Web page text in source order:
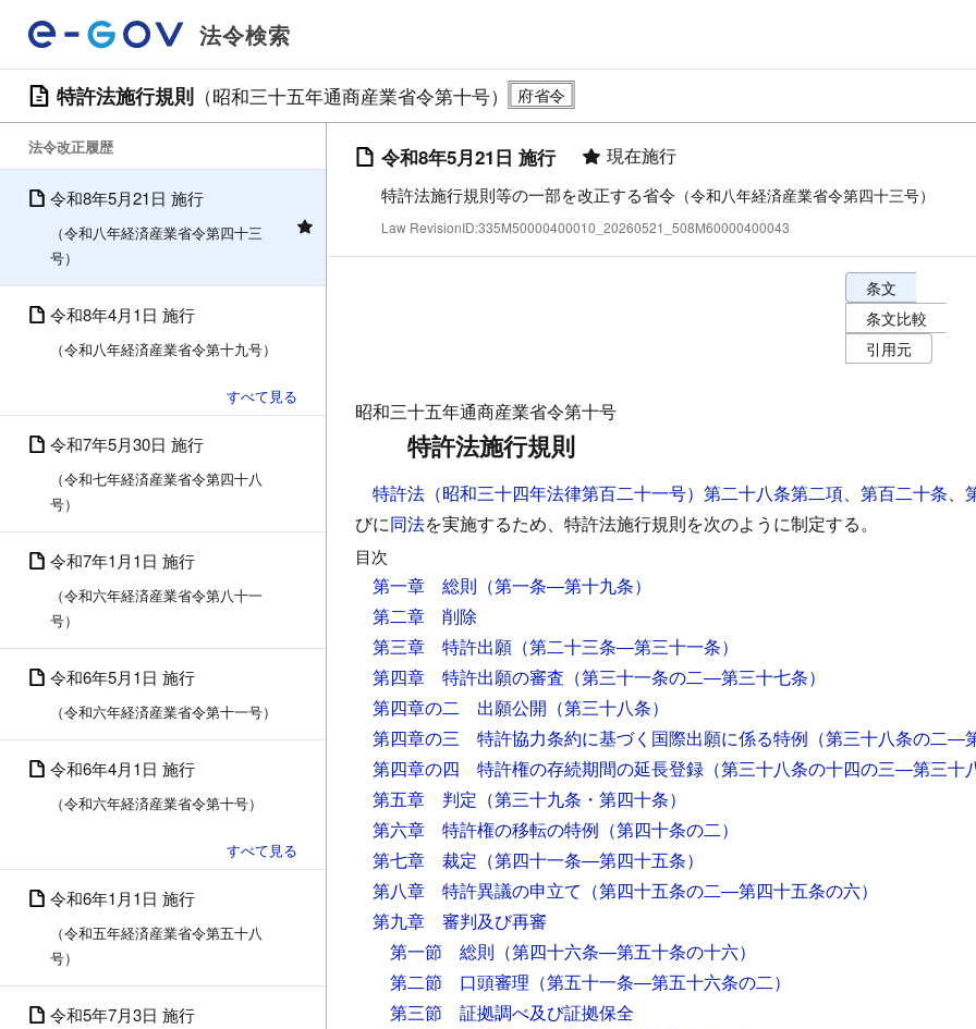
法令検索
特許法施行規則 （昭和三十五年通商産業省令第十号）
法令改正履歴
令和8年5月21日 施行
（令和八年経済産業省令第四十三
号）
令和8年4月1日 施行
（令和八年経済産業省令第十九号）
令和7年5月30日 施行
（令和七年経済産業省令第四十八
号）
令和7年1月1日 施行
（令和六年経済産業省令第八十一
号）
令和6年5月1日 施行
（令和六年経済産業省令第十一号）
令和6年4月1日 施行
（令和六年経済産業省令第十号）
令和6年1月1日 施行
（令和五年経済産業省令第五十八
号）
令和5年7月3日 施行
令和8年5月21日 施行 現在施行
特許法施行規則等の一部を改正する省令 （令和八年経済産業省令第四十三号）
Law RevisionID:335M50000400010_20260521_508M60000400043
条文表示オプシ
条文
条文比較
引用元
昭和三十五年通商産業省令第十号
特許法施行規則
特許法（昭和三十四年法律第百二十一号）第二十八条第二項、 第百二十条、
びに同法を実施するため、特許法施行規則を次のように制定する。
目次
第一章 総則 （第一条―第十九条）
第二章 削除
第三章 特許出願 （第二十三条―第三十一条）
第四章 特許出願の審査 （第三十一条の二―第三十七条）
第四章の二 出願公開 （第三十八条）
第四章の三 特許協力条約に基づく国際出願に係る特例 （第三十八条の二―
第四章の四 特許権の存続期間の延長登録 （第三十八条の十四の三―第三十
第五章 判定 （第三十九条・第四十条）
第六章 特許権の移転の特例 （第四十条の二）
第七章 裁定 （第四十一条―第四十五条）
第八章 特許異議の申立て （第四十五条の二―第四十五条の六）
第九章 審判及び再審
第一節 総則 （第四十六条―第五十条の十六）
第二節 口頭審理 （第五十一条―第五十六条の二）
第三節 証拠調べ及び証拠保全